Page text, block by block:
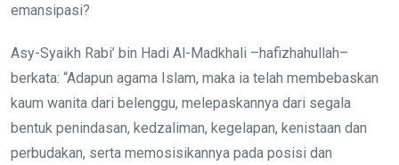
emansipasi?
Asy-Syaikh Rabi’ bin Hadi Al-Madkhali –hafizhahullah–
berkata: “Adapun agama Islam, maka ia telah membebaskan
kaum wanita dari belenggu, melepaskannya dari segala
bentuk penindasan, kedzaliman, kegelapan, kenistaan dan
perbudakan, serta memosisikannya pada posisi dan